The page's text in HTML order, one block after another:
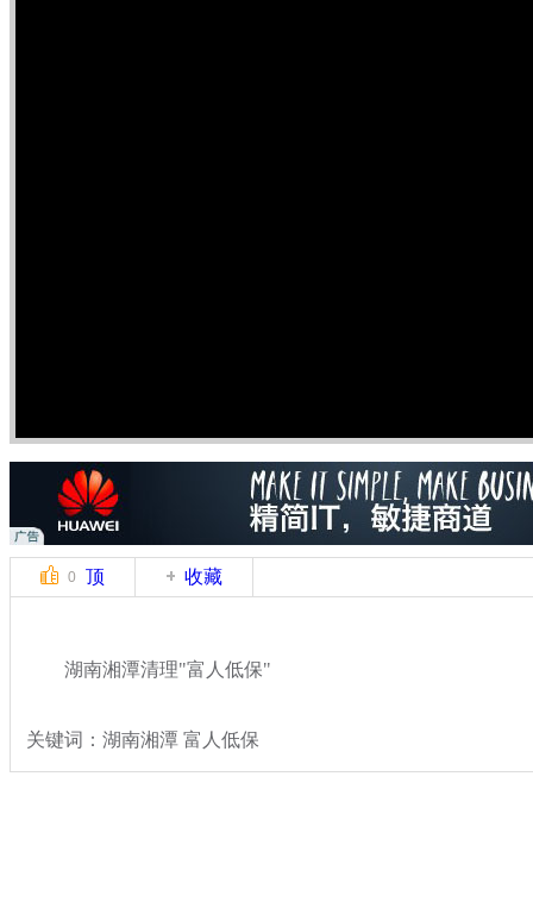
0 顶 收藏
湖南湘潭清理"富人低保"
关键词：湖南湘潭 富人低保